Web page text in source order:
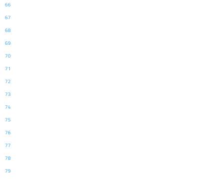
66
67
68
69
70
71
72
73
74
75
76
77
78
79